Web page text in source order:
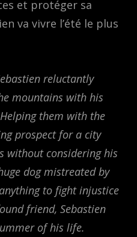
et protéger sa
va vivre l’été le plus
reluctantly
mountains with his
them with the
prospect for a city
without considering his
dog mistreated by
to fight injustice
friend, Sebastien
of his life.